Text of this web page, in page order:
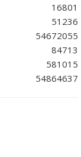
16801
51236
54672055
84713
581015
54864637